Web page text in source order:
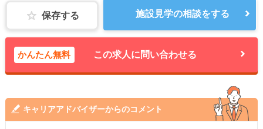
保存する 施設見学の相談をする
かんたん無料 この求人に問い合わせる
キャリアアドバイザーからのコメント